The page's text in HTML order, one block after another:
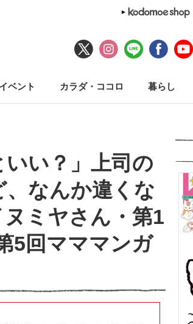
イベント カラダ・ココロ 暮らし
いい？」上司の
なんか違くな
ミヤさん・第1
5回マママンガ